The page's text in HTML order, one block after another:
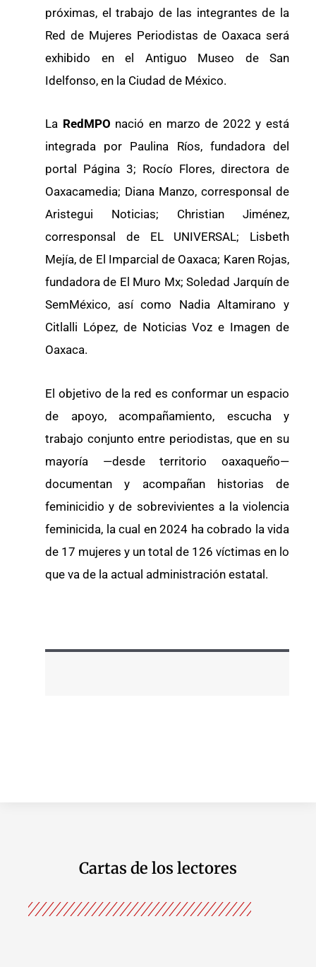
próximas, el trabajo de las integrantes de la
Red de Mujeres Periodistas de Oaxaca será
exhibido en el Antiguo Museo de San
Idelfonso, en la Ciudad de México.
La RedMPO nació en marzo de 2022 y está
integrada por Paulina Ríos, fundadora del
portal Página 3; Rocío Flores, directora de
Oaxacamedia; Diana Manzo, corresponsal de
Aristegui Noticias; Christian Jiménez,
corresponsal de EL UNIVERSAL; Lisbeth
Mejía, de El Imparcial de Oaxaca; Karen Rojas,
fundadora de El Muro Mx; Soledad Jarquín de
SemMéxico, así como Nadia Altamirano y
Citlalli López, de Noticias Voz e Imagen de
Oaxaca.
El objetivo de la red es conformar un espacio
de apoyo, acompañamiento, escucha y
trabajo conjunto entre periodistas, que en su
mayoría —desde territorio oaxaqueño—
documentan y acompañan historias de
feminicidio y de sobrevivientes a la violencia
feminicida, la cual en 2024 ha cobrado la vida
de 17 mujeres y un total de 126 víctimas en lo
que va de la actual administración estatal.
Cartas de los lectores